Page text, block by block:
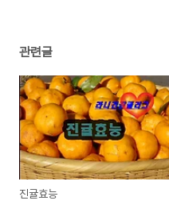
관련글
진귤효능